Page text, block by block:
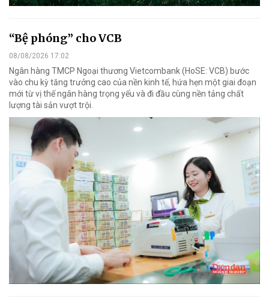
“Bệ phóng” cho VCB
08/08/2026 17:02
Ngân hàng TMCP Ngoại thương Vietcombank (HoSE: VCB) bước
vào chu kỳ tăng trưởng cao của nền kinh tế, hứa hẹn một giai đoạn
mới từ vị thế ngân hàng trọng yếu và đi đầu cùng nền tảng chất
lượng tài sản vượt trội.